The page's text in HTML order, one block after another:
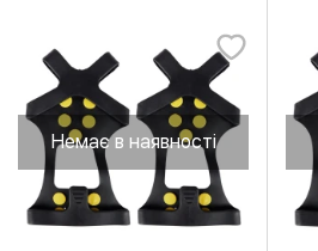
Немає в наявності